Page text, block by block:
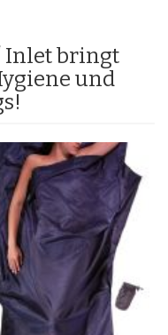
Inlet bringt
und